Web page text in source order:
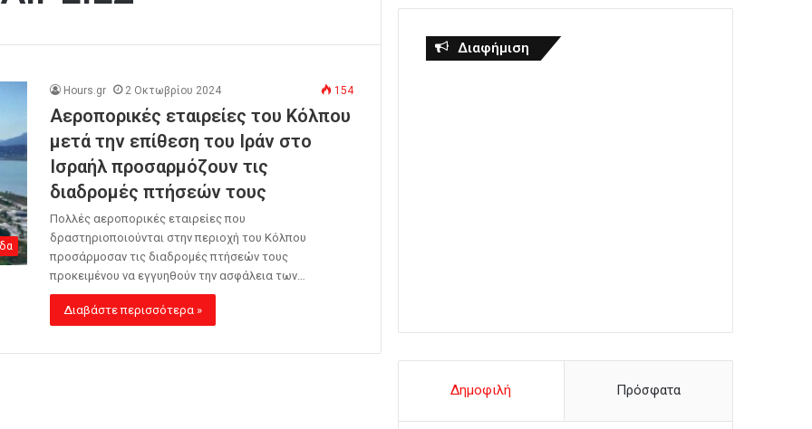
Hours.gr 2 Οκτωβρίου 2024 154
Αεροπορικές εταιρείες του Κόλπου
μετά την επίθεση του Ιράν στο
Ισραήλ προσαρμόζουν τις
διαδρομές πτήσεών τους
Πολλές αεροπορικές εταιρείες που
δραστηριοποιούνται στην περιοχή του Κόλπου
προσάρμοσαν τις διαδρομές πτήσεών τους
προκειμένου να εγγυηθούν την ασφάλεια των…
Διαβάστε περισσότερα »
Διαφήμιση
Δημοφιλή Πρόσφατα